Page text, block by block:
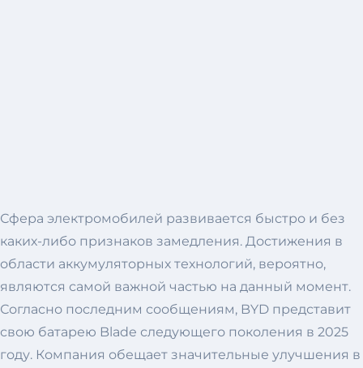
Сфера электромобилей развивается быстро и без
каких-либо признаков замедления. Достижения в
области аккумуляторных технологий, вероятно,
являются самой важной частью на данный момент.
Согласно последним сообщениям, BYD представит
свою батарею Blade следующего поколения в 2025
году. Компания обещает значительные улучшения в